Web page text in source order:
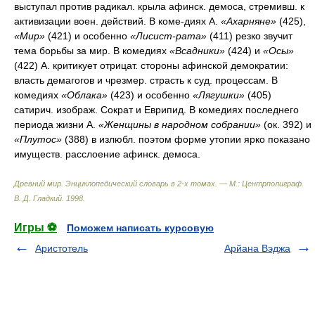
выступал против радикал. крыла афинск. демоса, стремивш. к
активизации воен. действий. В коме-диях А. «Ахарняне» (425),
«Мир» (421) и особенно «Лисист-рата» (411) резко звучит
тема борьбы за мир. В комедиях «Всадники» (424) и «Осы»
(422) А. критикует отрицат. стороны афинской демократии:
власть демагогов и чрезмер. страсть к суд. процессам. В
комедиях «Облака» (423) и особенно «Лягушки» (405)
сатирич. изображ. Сократ и Еврипид. В комедиях последнего
периода жизни А. «Женщины в народном собрании» (ок. 392) и
«Плутос» (388) в излюбл. поэтом форме утопии ярко показано
имуществ. расслоение афинск. демоса.
Древний мир. Энциклопедический словарь в 2-х томах. — М.: Центрполиграф
В. Д. Гладкий 1998
Игры ⚽
Поможем написать курсовую
Аристотель
Арйана Вэджа